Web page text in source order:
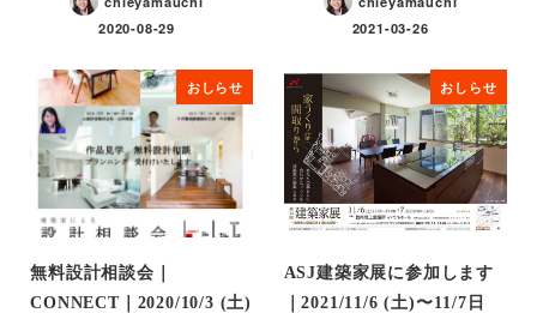
2020-08-29
2021-03-26
おしらせ
無料設計相談会｜
CONNECT｜2020/10/3 (土)
おしらせ
ASJ建築家展に参加します
｜2021/11/6 (土)〜11/7日